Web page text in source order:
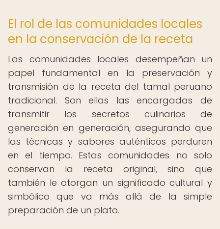
El rol de las comunidades locales
en la conservación de la receta
Las comunidades locales desempeñan un
papel fundamental en la preservación y
transmisión de la receta del tamal peruano
tradicional. Son ellas las encargadas de
transmitir los secretos culinarios de
generación en generación, asegurando que
las técnicas y sabores auténticos perduren
en el tiempo. Estas comunidades no solo
conservan la receta original, sino que
también le otorgan un significado cultural y
simbólico que va más allá de la simple
preparación de un plato.